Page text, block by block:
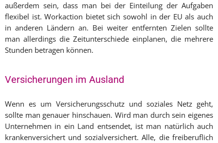
außerdem sein, dass man bei der Einteilung der Aufgaben
flexibel ist. Workaction bietet sich sowohl in der EU als auch
in anderen Ländern an. Bei weiter entfernten Zielen sollte
man allerdings die Zeitunterschiede einplanen, die mehrere
Stunden betragen können.
Versicherungen im Ausland
Wenn es um Versicherungsschutz und soziales Netz geht,
sollte man genauer hinschauen. Wird man durch sein eigenes
Unternehmen in ein Land entsendet, ist man natürlich auch
krankenversichert und sozialversichert. Alle, die freiberuflich